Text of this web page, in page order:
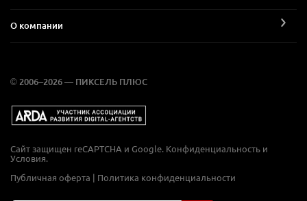
О компании
© 2006–2026 — ПИКСЕЛЬ ПЛЮС
Сайт защищен reCAPTCHA и Google. Конфиденциальность и
Условия
Публичная оферта | Политика конфиденциальности